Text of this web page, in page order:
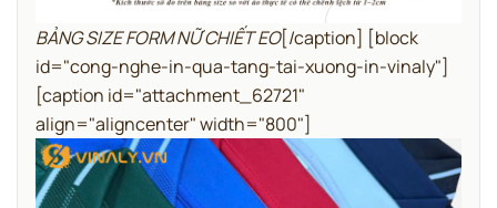
BẢNG SIZE FORM NỮ CHIẾT EO[/caption] [block
id="cong-nghe-in-qua-tang-tai-xuong-in-vinaly"]
[caption id="attachment_62721"
align="aligncenter" width="800"]